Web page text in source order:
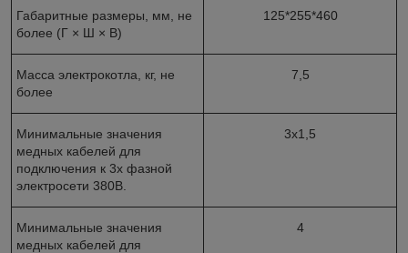
Габаритные размеры, мм, не
более (Г × Ш × В)
125*255*460
Масса электрокотла, кг, не
более
7,5
Минимальные значения
медных кабелей для
подключения к 3х фазной
электросети 380В.
3х1,5
Минимальные значения
медных кабелей для
4